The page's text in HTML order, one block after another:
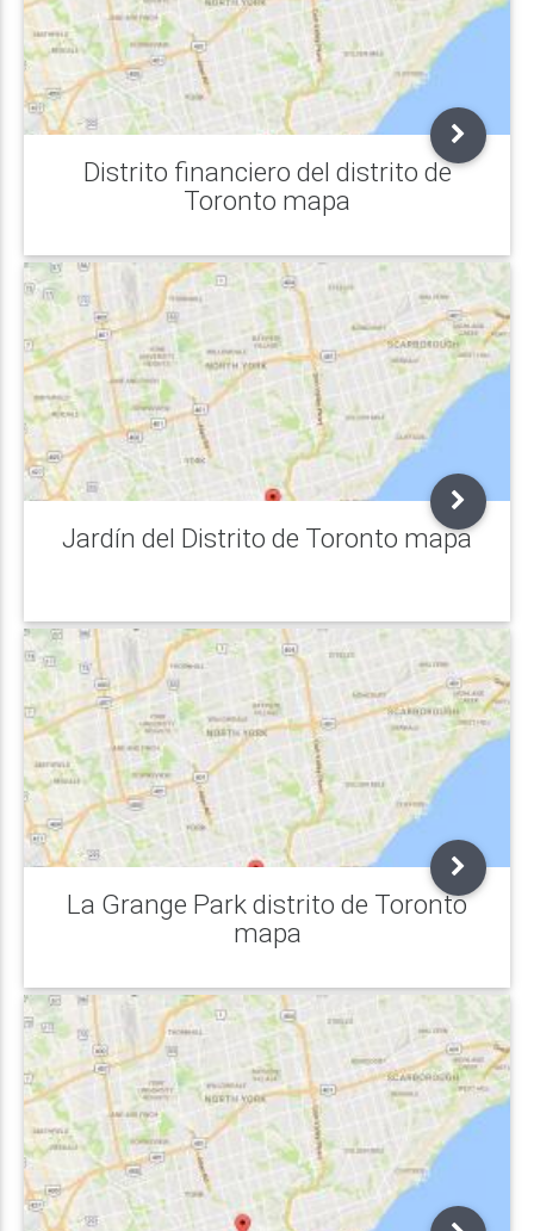
Distrito financiero del distrito de
Toronto mapa
Jardín del Distrito de Toronto mapa
La Grange Park distrito de Toronto
mapa